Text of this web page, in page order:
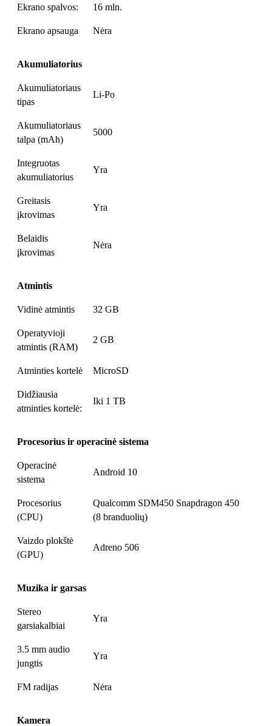
Ekrano spalvos: 16 mln.
Ekrano apsauga Nėra
Akumuliatorius
Akumuliatoriaus
tipas
Li-Po
Akumuliatoriaus
talpa (mAh)
5000
Integruotas
akumuliatorius
Yra
Greitasis
įkrovimas
Yra
Belaidis
įkrovimas
Nėra
Atmintis
Vidinė atmintis 32 GB
Operatyvioji
atmintis (RAM)
2 GB
Atminties kortelė MicroSD
Didžiausia
atminties kortelė:
Iki 1 TB
Procesorius ir operacinė sistema
Operacinė
sistema
Android 10
Procesorius
(CPU)
Qualcomm SDM450 Snapdragon 450
(8 branduolių)
Vaizdo plokštė
(GPU)
Adreno 506
Muzika ir garsas
Stereo
garsiakalbiai
Yra
3.5 mm audio
jungtis
Yra
FM radijas Nėra
Kamera